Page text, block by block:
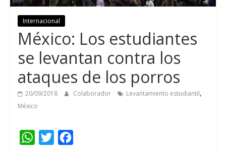
Internacional
México: Los estudiantes
se levantan contra los
ataques de los porros
20/09/2018 Colaborador Levantamiento estudiantil,
México
W